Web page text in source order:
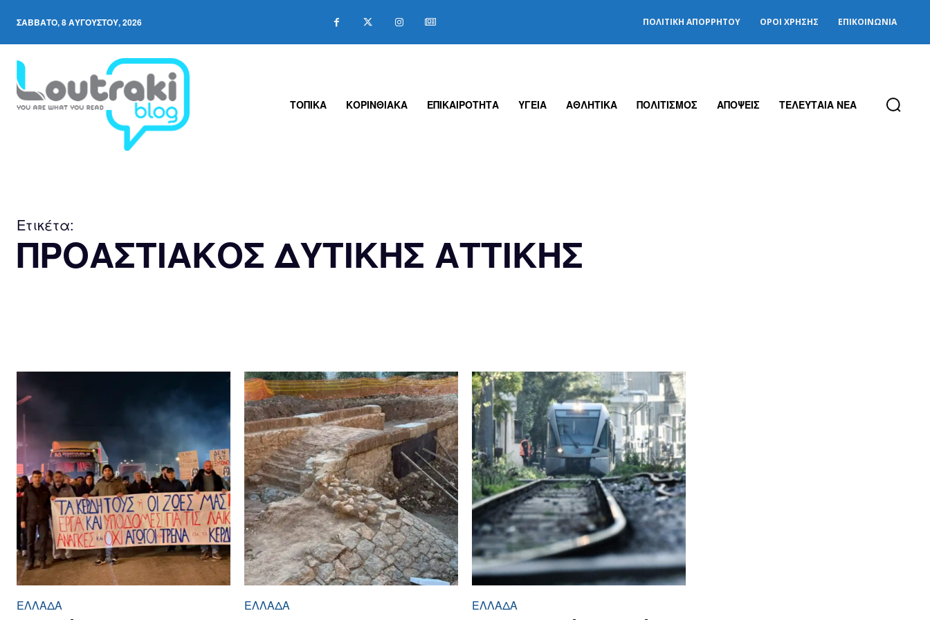
ΣΆΒΒΑΤΟ, 8 ΑΥΓΟΎΣΤΟΥ, 2026 ΠΟΛΙΤΙΚΉ ΑΠΟΡΡΉΤΟΥ ΌΡΟΙ ΧΡΉΣΗΣ ΕΠΙΚΟΙΝΩΝΊΑ
ΤΟΠΙΚΑ ΚΟΡΙΝΘΙΑΚΑ ΕΠΙΚΑΙΡΟΤΗΤΑ ΥΓΕΙΑ ΑΘΛΗΤΙΚΑ ΠΟΛΙΤΙΣΜΟΣ ΑΠΟΨΕΙΣ ΤΕΛΕΥΤΑΙΑ ΝΕΑ
Ετικέτα:
ΠΡΟΑΣΤΙΑΚΟΣ ΔΥΤΙΚΗΣ ΑΤΤΙΚΗΣ
ΕΛΛΆΔΑ ΕΛΛΆΔΑ ΕΛΛΆΔΑ